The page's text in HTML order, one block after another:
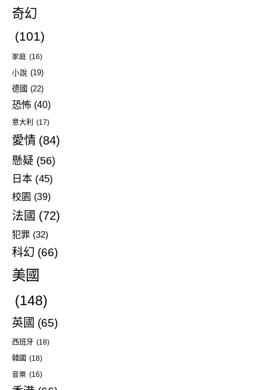
奇幻
(101)
家庭 (16)
小說 (19)
德國 (22)
恐怖 (40)
意大利 (17)
愛情 (84)
懸疑 (56)
日本 (45)
校園 (39)
法國 (72)
犯罪 (32)
科幻 (66)
美國
(148)
英國 (65)
西班牙 (18)
韓國 (18)
音樂 (16)